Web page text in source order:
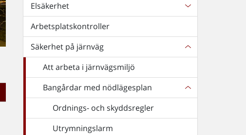
Elsäkerhet
Arbetsplatskontroller
Säkerhet på järnväg
Att arbeta i järnvägsmiljö
Bangårdar med nödlägesplan
Ordnings- och skyddsregler
Utrymningslarm